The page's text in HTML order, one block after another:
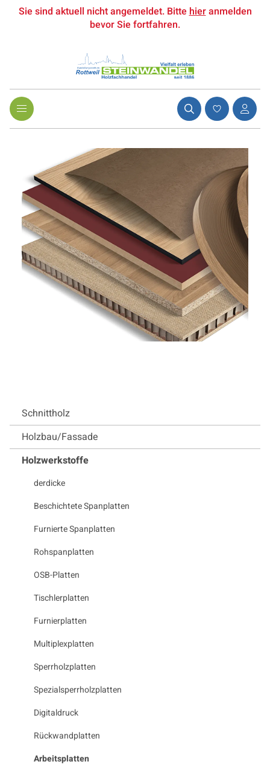
Sie sind aktuell nicht angemeldet. Bittehieranmelden
bevor Sie fortfahren.
Schnittholz
Holzbau/Fassade
Holzwerkstoffe
derdicke
Beschichtete Spanplatten
Furnierte Spanplatten
Rohspanplatten
OSB-Platten
Tischlerplatten
Furnierplatten
Multiplexplatten
Sperrholzplatten
Spezialsperrholzplatten
Digitaldruck
Rückwandplatten
Arbeitsplatten